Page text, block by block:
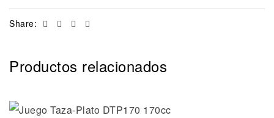
Share: Facebook
TwitterLinkedin
Productos relacionados